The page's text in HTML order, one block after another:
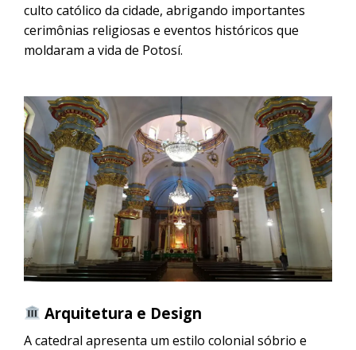
culto católico da cidade, abrigando importantes
cerimônias religiosas e eventos históricos que
moldaram a vida de Potosí.
Arquitetura e Design
A catedral apresenta um estilo colonial sóbrio e